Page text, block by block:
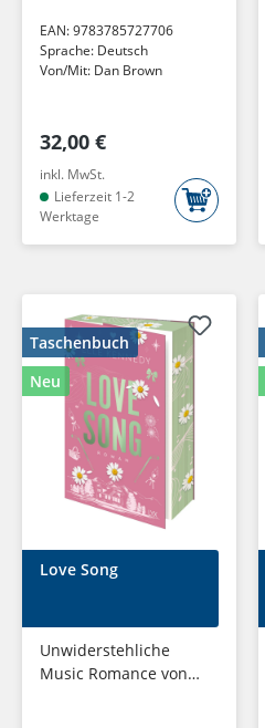
Menschheit. Thriller
EAN:9783785727706
Sprache: Deutsch
Von/Mit: Dan Brown
32,00 €
inkl. MwSt.
Lieferzeit 1-2
Werktage
Taschenbuch
Neu
Love Song
Unwiderstehliche
Music Romance von